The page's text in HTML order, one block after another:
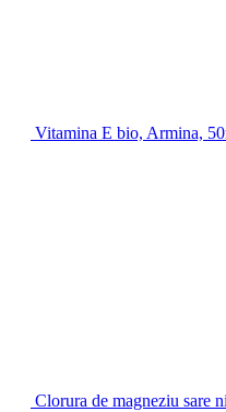
Vitamina E bio, Armina,
Clorura de magneziu sare